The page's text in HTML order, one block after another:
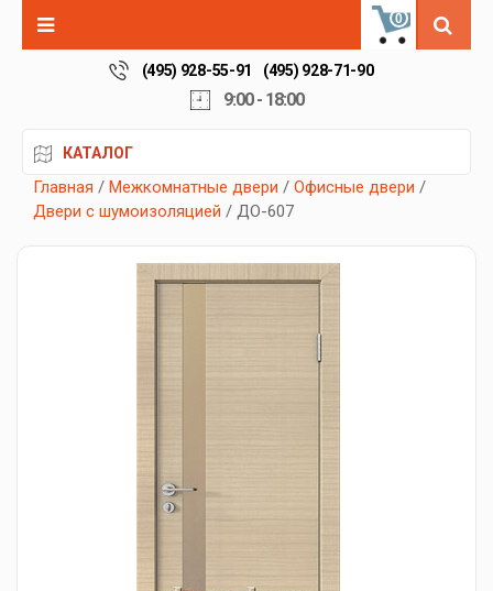
0
(495) 928-55-91 (495) 928-71-90
9:00 - 18:00
КАТАЛОГ
Главная / Межкомнатные двери / Офисные двери /
Двери с шумоизоляцией / ДО-607